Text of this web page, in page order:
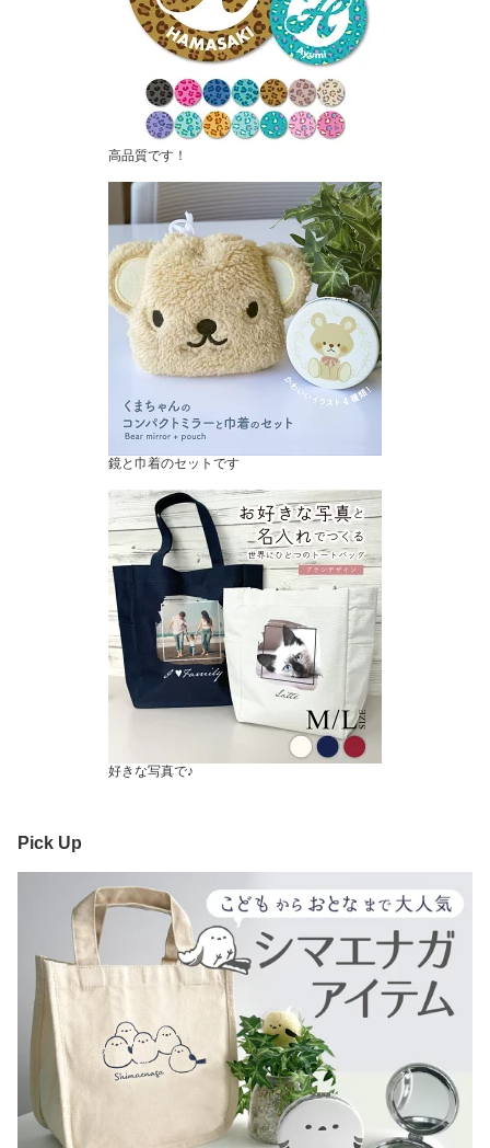
高品質です！
鏡と巾着のセットです
好きな写真で♪
Pick Up